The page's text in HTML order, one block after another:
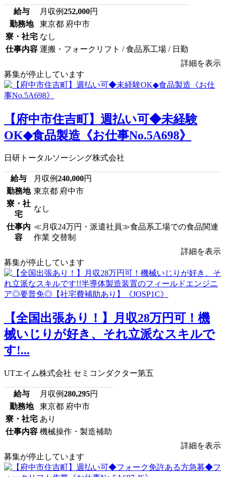
給与 月収例252,000円
勤務地
東京都 府中市
寮・社宅 なし
仕事内容 運搬・フォークリフト / 食品系工場 / 日勤
詳細を表示
募集が停止しています
【府中市住吉町】週払い可◆未経験
OK◆食品製造《お仕事No.5A698》
日研トータルソーシング株式会社
給与 月収例240,000円
勤務地 東京都 府中市
寮・社
宅
なし
仕事内
容
≪月収24万円・派遣社員≫食品系工場での食品関連
作業 交替制
詳細を表示
募集が停止しています
【全国出張あり！】月収28万円可！機
械いじりが好き、それ立派なスキルで
す!...
UTエイム株式会社 セミコンダクター第五
給与 月収例280,295円
勤務地
東京都 府中市
寮・社宅 あり
仕事内容 機械操作・製造補助
詳細を表示
募集が停止しています